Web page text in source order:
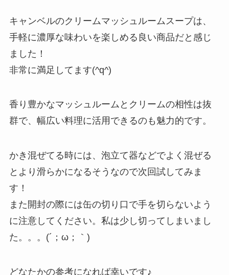
キャンベルのクリームマッシュルームスープは、
手軽に濃厚な味わいを楽しめる良い商品だと感じ
ました！
非常に満足してます(^q^)
香り豊かなマッシュルームとクリームの相性は抜
群で、幅広い料理に活用できるのも魅力的です。
かき混ぜてる時には、泡立て器などでよく混ぜる
とより滑らかになるそうなので次回試してみま
す！
また開封の際には缶の切り口で手を切らないよう
に注意してください。私は少し切ってしまいまし
た。。。(´；ω；｀)
どなたかの参考になれば幸いです♪